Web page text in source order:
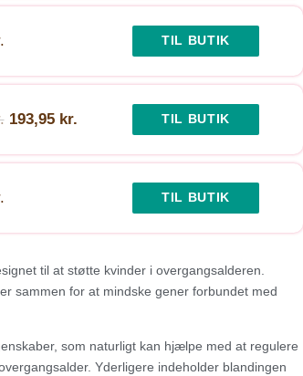
TIL BUTIK
193,95 kr. TIL BUTIK
TIL BUTIK
til at støtte kvinder i overgangsalderen.
sammen for at mindske gener forbundet med
som naturligt kan hjælpe med at regulere
Yderligere indeholder blandingen